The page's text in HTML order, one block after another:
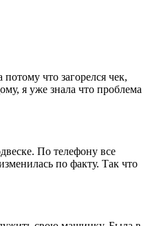
что загорелся чек,
я уже знала что проблема
По телефону все
по факту. Так что